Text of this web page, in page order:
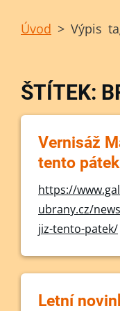
Úvod > Výpis
ŠTÍTEK:
Vernisáž
tento
https://
ubrany.cz/
jiz-tento-patek/
Letní